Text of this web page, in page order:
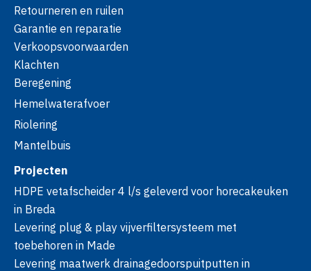
Retourneren en ruilen
Garantie en reparatie
Verkoopsvoorwaarden
Klachten
Beregening
Hemelwaterafvoer
Riolering
Mantelbuis
Projecten
HDPE vetafscheider 4 l/s geleverd voor horecakeuken
in Breda
Levering plug & play vijverfiltersysteem met
toebehoren in Made
Levering maatwerk drainagedoorspuitputten in